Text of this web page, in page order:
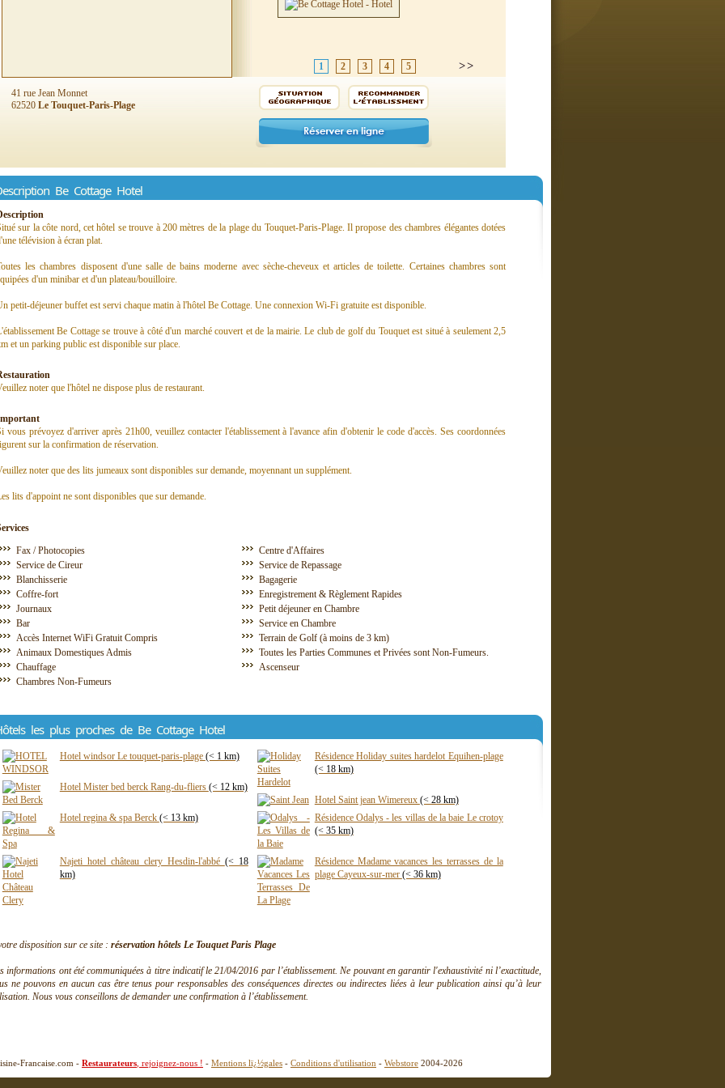
1 2 3 4 5
41 rue Jean Monnet
62520 Le Touquet-Paris-Plage
Be Cottage Hotel
sur la côte nord, cet hôtel se trouve à 200 mètres de la plage du Touquet-Paris-Plage. Il propose des chambres élégantes dotées
télévision à écran plat.
les chambres disposent d'une salle de bains moderne avec sèche-cheveux et articles de toilette. Certaines chambres sont
d'un minibar et d'un plateau/bouilloire.
petit-déjeuner buffet est servi chaque matin à l'hôtel Be Cottage. Une connexion Wi-Fi gratuite est disponible.
Be Cottage se trouve à côté d'un marché couvert et de la mairie. Le club de golf du Touquet est situé à seulement 2,5
et un parking public est disponible sur place.
noter que l'hôtel ne dispose plus de restaurant.
vous prévoyez d'arriver après 21h00, veuillez contacter l'établissement à l'avance afin d'obtenir le code d'accès. Ses coordonnées
sur la confirmation de réservation.
noter que des lits jumeaux sont disponibles sur demande, moyennant un supplément.
lits d'appoint ne sont disponibles que sur demande.
Fax / Photocopies
Centre d'Affaires
Service de Cireur
Service de Repassage
Blanchisserie
Bagagerie
Coffre-fort
Enregistrement & Règlement Rapides
Journaux
Petit déjeuner en Chambre
Bar
Service en Chambre
Accès Internet WiFi Gratuit Compris
Terrain de Golf (à moins de 3 km)
Animaux Domestiques Admis
Toutes les Parties Communes et Privées sont Non-Fumeurs.
Chauffage
Ascenseur
Chambres Non-Fumeurs
les plus proches de Be Cottage Hotel
Hotel windsor Le touquet-paris-plage (< 1 km)
Hotel Mister bed berck Rang-du-fliers (< 12 km)
Hotel regina & spa Berck (< 13 km)
Najeti hotel château clery Hesdin-l'abbé (< 18
km)
Résidence Holiday suites hardelot Equihen-plage
(< 18 km)
Hotel Saint jean Wimereux (< 28 km)
Résidence Odalys - les villas de la baie Le crotoy
(< 35 km)
Résidence Madame vacances les terrasses de la
plage Cayeux-sur-mer (< 36 km)
disposition sur ce site : réservation hôtels Le Touquet Paris Plage
informations ont été communiquées à titre indicatif le 21/04/2016 par l’établissement. Ne pouvant en garantir l'exhaustivité ni l’exactitude,
ne pouvons en aucun cas être tenus pour responsables des conséquences directes ou indirectes liées à leur publication ainsi qu’à leur
Nous vous conseillons de demander une confirmation à l’établissement.
Francaise.com - Restaurateurs , rejoignez-nous ! - Mentions lï¿½gales - Conditions d'utilisation - Webstore 2004-2026